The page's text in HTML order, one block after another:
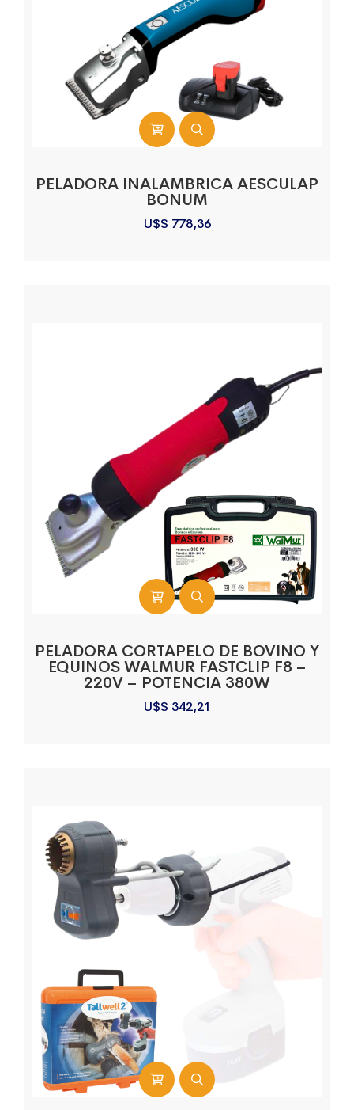
PELADORA INALAMBRICA AESCULAP
BONUM
U$S 778,36
PELADORA CORTAPELO DE BOVINO Y
EQUINOS WALMUR FASTCLIP F8 –
220V – POTENCIA 380W
U$S 342,21